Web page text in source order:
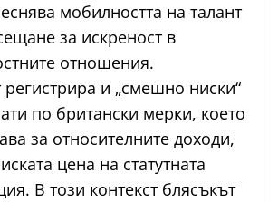
мобилността на талант
за искреност в
отношения.
и „смешно ниски“
по британски мерки, което
за относителните доходи,
цена на статутната
В този контекст блясъкът